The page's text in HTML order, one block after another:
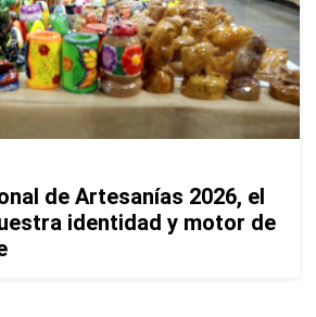
de Artesanías 2026, el
identidad y motor de